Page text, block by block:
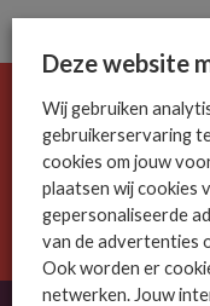
De ICT-wereld is
Meld je nu aan voor de
Deze website
Wij gebruiken
gebruikerservaring
cookies om jouw
plaatsen wij cookies
gepersonaliseerde
van de advertenties
Ook worden er
netwerken. Jouw